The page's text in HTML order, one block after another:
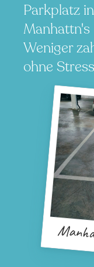
Parkplatz
Weniger
ohne